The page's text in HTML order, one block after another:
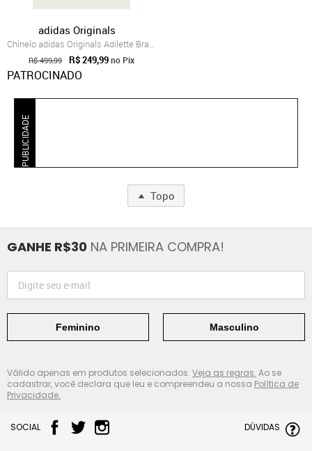
adidas Originals
Chinelo adidas Originals Adilette Branco
R$ 499,99 R$ 249,99no Pix
PATROCINADO
PUBLICIDADE
Topo
GANHE R$30 NA PRIMEIRA COMPRA!
Feminino Masculino
Válido apenas em produtos selecionados. Veja as regras. Ao se
cadastrar, você declara que leu e compreendeu a nossa Política de
Privacidade.
SOCIAL DÚVIDAS